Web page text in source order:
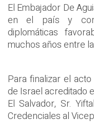
El Embajador De
en el país y
diplomáticas
muchos años entre
Para finalizar el
de Israel acreditado
El Salvador, Sr.
Credenciales al